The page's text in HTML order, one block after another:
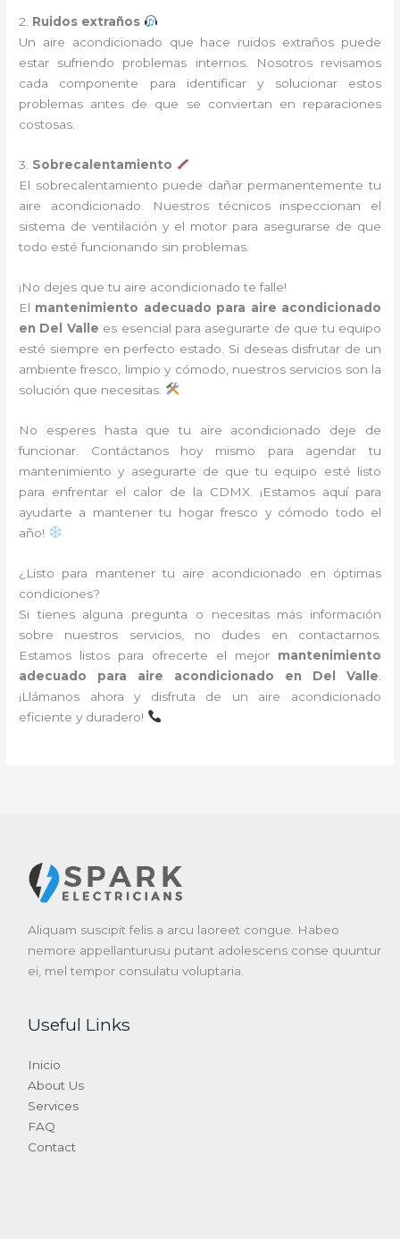
2. Ruidos extraños
Un aire acondicionado que hace ruidos extraños puede
estar sufriendo problemas internos. Nosotros revisamos
cada componente para identificar y solucionar estos
problemas antes de que se conviertan en reparaciones
costosas.
3. Sobrecalentamiento
El sobrecalentamiento puede dañar permanentemente tu
aire acondicionado. Nuestros técnicos inspeccionan el
sistema de ventilación y el motor para asegurarse de que
todo esté funcionando sin problemas.
¡No dejes que tu aire acondicionado te falle!
El mantenimiento adecuado para aire acondicionado
en Del Valle es esencial para asegurarte de que tu equipo
esté siempre en perfecto estado. Si deseas disfrutar de un
ambiente fresco, limpio y cómodo, nuestros servicios son la
solución que necesitas.
No esperes hasta que tu aire acondicionado deje de
funcionar. Contáctanos hoy mismo para agendar tu
mantenimiento y asegurarte de que tu equipo esté listo
para enfrentar el calor de la CDMX. ¡Estamos aquí para
ayudarte a mantener tu hogar fresco y cómodo todo el
año!
¿Listo para mantener tu aire acondicionado en óptimas
condiciones?
Si tienes alguna pregunta o necesitas más información
sobre nuestros servicios, no dudes en contactarnos.
Estamos listos para ofrecerte el mejor mantenimiento
adecuado para aire acondicionado en Del Valle
¡Llámanos ahora y disfruta de un aire acondicionado
eficiente y duradero!
Aliquam suscipit felis a arcu laoreet congue. Habeo
nemore appellanturusu putant adolescens conse quuntur
ei, mel tempor consulatu voluptaria.
Useful Links
Inicio
About Us
Services
FAQ
Contact